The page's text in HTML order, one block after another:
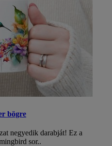
bögre
negyedik darabját! Ez a
sor..